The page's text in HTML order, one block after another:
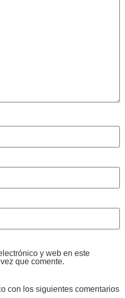
y web en este
que comente.
con los siguientes comentarios